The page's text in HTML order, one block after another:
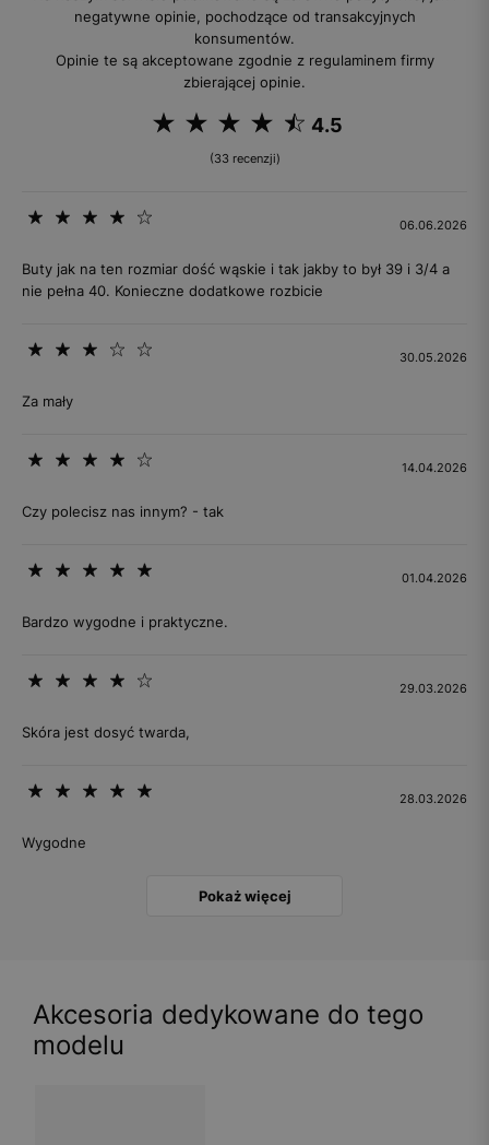
negatywne opinie, pochodzące od transakcyjnych
konsumentów.
Opinie te są akceptowane zgodnie z regulaminem firmy
zbierającej opinie.
4.5
(33 recenzji)
06.06.2026
Buty jak na ten rozmiar dość wąskie i tak jakby to był 39 i 3/4 a
nie pełna 40. Konieczne dodatkowe rozbicie
30.05.2026
Za mały
14.04.2026
Czy polecisz nas innym? - tak
01.04.2026
Bardzo wygodne i praktyczne.
29.03.2026
Skóra jest dosyć twarda,
28.03.2026
Wygodne
Pokaż więcej
Akcesoria dedykowane do tego
modelu